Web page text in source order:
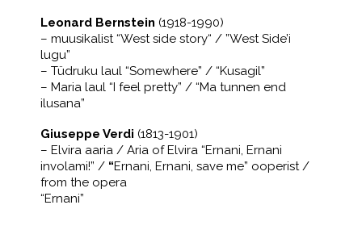
Leonard Bernstein (1918-1990)
– muusikalist “West side story“ / ”West Side’i
lugu”
– Tüdruku laul “Somewhere” / “Kusagil”
– Maria laul “I feel pretty” / “Ma tunnen end
ilusana”
Giuseppe Verdi (1813-1901)
– Elvira aaria / Aria of Elvira “Ernani, Ernani
involami!” / “Ernani, Ernani, save me” ooperist /
from the opera
“Ernani”